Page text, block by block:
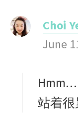
Choi
June
站着很